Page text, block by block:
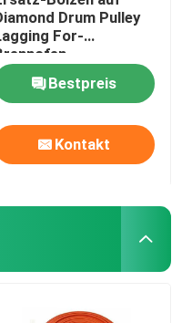
Drum Pulley
For-
Aufzug
Bestpreis
Kontakt